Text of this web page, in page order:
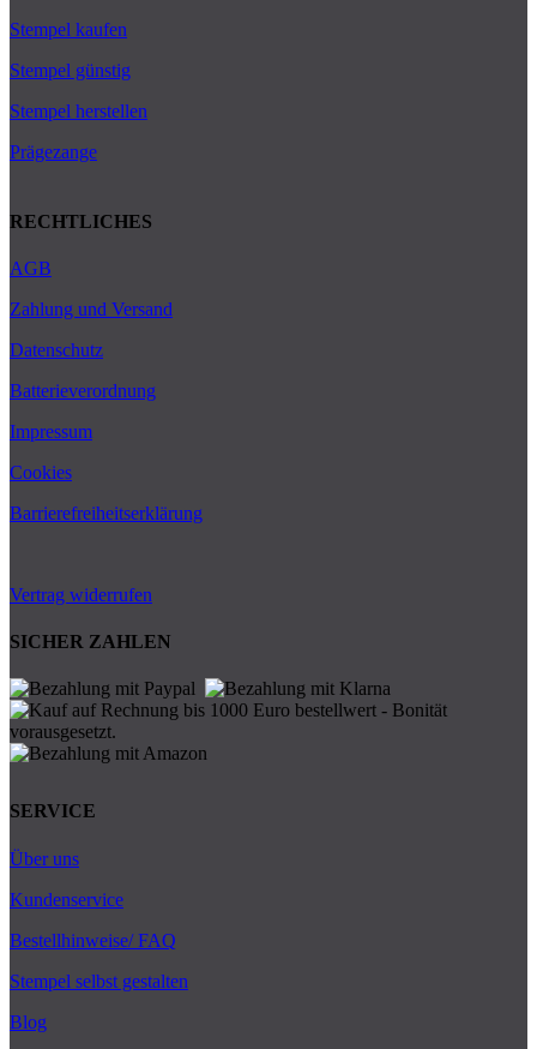
Stempel kaufen
Stempel günstig
Stempel herstellen
Prägezange
RECHTLICHES
AGB
Zahlung und Versand
Datenschutz
Batterieverordnung
Impressum
Cookies
Barrierefreiheitserklärung
Vertrag widerrufen
SICHER ZAHLEN
SERVICE
Über uns
Kundenservice
Bestellhinweise/ FAQ
Stempel selbst gestalten
Blog